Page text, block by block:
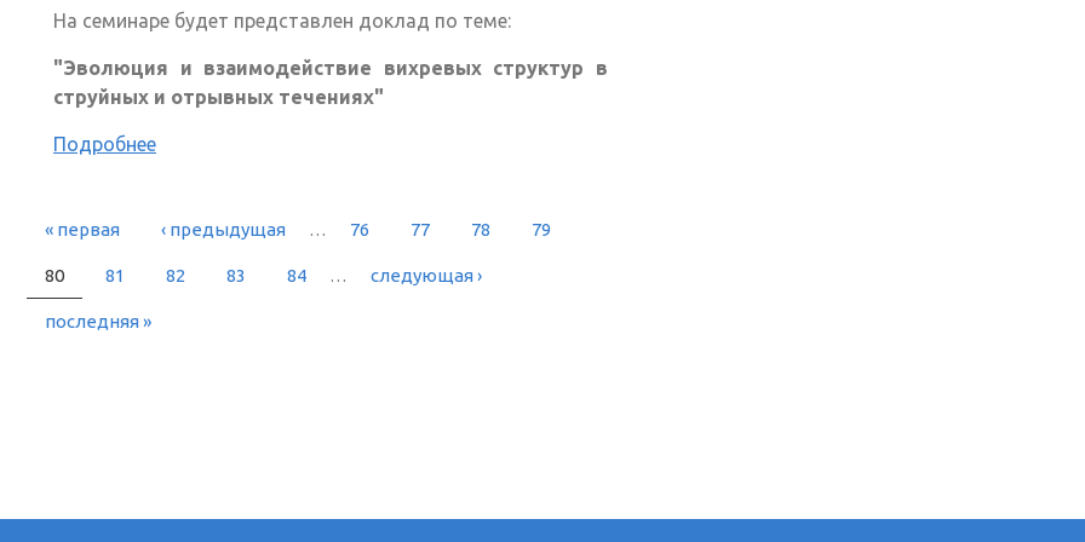
На семинаре будет представлен доклад по теме:
"Эволюция и взаимодействие вихревых структур в
струйных и отрывных течениях"
Подробнее
« первая ‹ предыдущая … 76 77 78 79
80 81 82 83 84 … следующая ›
последняя »